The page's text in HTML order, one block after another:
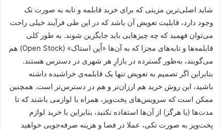
شاید اصلی‌ترین مزیتی که برای خرید قابلمه و تابه به صورت تک
وجود دارد، قابلیت تعویض آن باشد که در این طی فرآیند خیلی راحت
می‌توان فهمید که چه چیزهایی باید جایگزین شوند. به طور کلی
قابلمه‌ها و تابه‌های مجزا که به آن‌ها «اُپن استاک» (Open Stock) هم
می‌گویند، به‌طور گسترده در بازارِ هر شهری در دسترس هستند.
بنابراین اگر تصمیم به تعویض تنها یک قابلمه‌ی خراشیده داشته
باشید، این روش خرید هم ارزان‌تر و هم در دسترس‌تر است. همچنین
ممکن است که سرویس‌های پخت‌وپز، همراه با لوازمی باشند که تا
مدت‌ها (یا هرگز) از آن‌ها استفاده نکنید، بنابراین با خرید لوازم
پخت‌وپز به صورت تکی، عملا در فضا و هزینه صرفه‌جویی خواهید